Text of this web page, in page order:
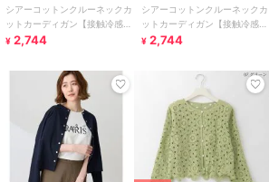
シアーコットンクルーネックカ
ットカーディガン【接触冷感・
UVカット】
¥ 2,744
シアーコットンクルーネックカ
ットカーディガン【接触冷感・
UVカット】
¥ 2,744